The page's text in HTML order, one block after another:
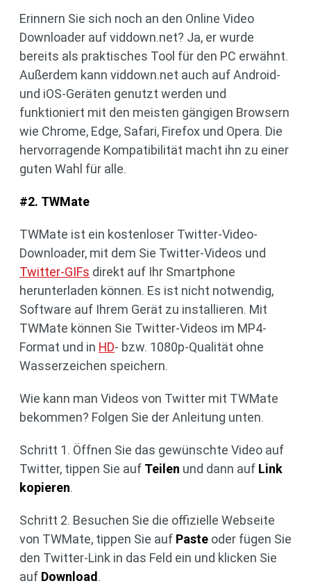
Erinnern Sie sich noch an den Online Video
Downloader auf viddown.net? Ja, er wurde
bereits als praktisches Tool für den PC erwähnt.
Außerdem kann viddown.net auch auf Android-
und iOS-Geräten genutzt werden und
funktioniert mit den meisten gängigen Browsern
wie Chrome, Edge, Safari, Firefox und Opera. Die
hervorragende Kompatibilität macht ihn zu einer
guten Wahl für alle.
#2. TWMate
TWMate ist ein kostenloser Twitter-Video-
Downloader, mit dem Sie Twitter-Videos und
Twitter-GIFs direkt auf Ihr Smartphone
herunterladen können. Es ist nicht notwendig,
Software auf Ihrem Gerät zu installieren. Mit
TWMate können Sie Twitter-Videos im MP4-
Format und in HD- bzw. 1080p-Qualität ohne
Wasserzeichen speichern.
Wie kann man Videos von Twitter mit TWMate
bekommen? Folgen Sie der Anleitung unten.
Schritt 1. Öffnen Sie das gewünschte Video auf
Twitter, tippen Sie auf Teilen und dann auf Link
kopieren.
Schritt 2. Besuchen Sie die offizielle Webseite
von TWMate, tippen Sie auf Paste oder fügen Sie
den Twitter-Link in das Feld ein und klicken Sie
auf Download.